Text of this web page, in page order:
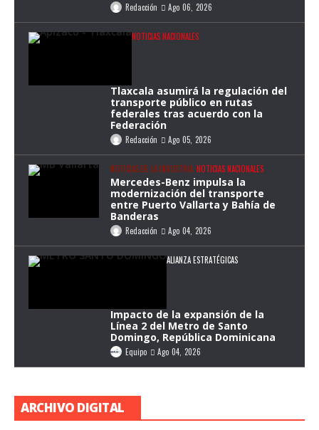
Redacción Ago 06, 2026
NOTICIAS NACIONALES
Tlaxcala asumirá la regulación del
transporte público en rutas
federales tras acuerdo con la
Federación
Redacción Ago 05, 2026
NOTICIAS DE LA INDUSTRIA NOTICIAS NACIONALES
Mercedes-Benz impulsa la
modernización del transporte
entre Puerto Vallarta y Bahía de
Banderas
Redacción Ago 04, 2026
ALIANZA ESTRATÉGICAS
Impacto de la expansión de la
Línea 2 del Metro de Santo
Domingo, República Dominicana
Equipo Ago 04, 2026
ARCHIVO DIGITAL